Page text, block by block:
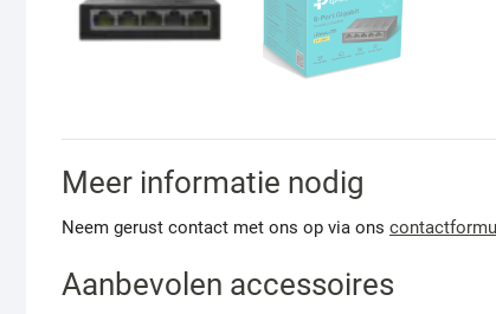
Meer informatie nodig
Neem gerust contact met ons op via ons
Aanbevolen accessoires